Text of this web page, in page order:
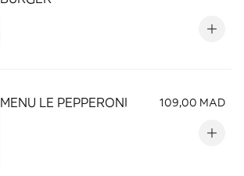
MENU LE PEPPERONI 109,00 MAD